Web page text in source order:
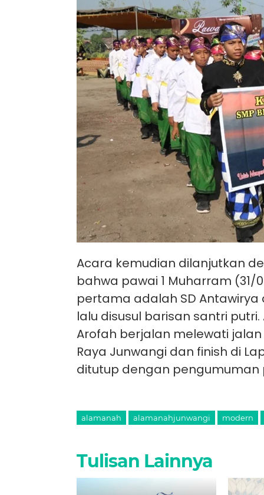
Acara kemudian dilanjutkan
bahwa pawai 1 Muharram
pertama adalah SD Antawirya
lalu disusul barisan santri
Arofah berjalan melewati
Raya Junwangi dan finish di
ditutup dengan
alamanah alamanahjunwangi modern
Tulisan Lainnya